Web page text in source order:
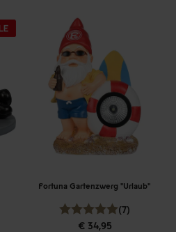
Fortuna Gartenzwerg "Urlaub"
(7)
€ 34,95